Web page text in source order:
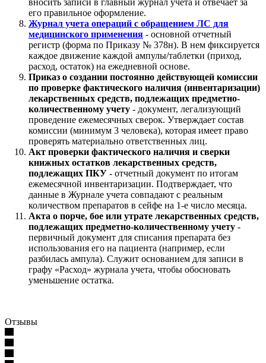
вносить записи в главный журнал учета и отвечает за
его правильное оформление.
Журнал учета операций с обращением ЛС для
медицинского применения - основной отчетный
регистр (форма по Приказу № 378н). В нем фиксируется
каждое движение каждой ампулы/таблетки (приход,
расход, остаток) на ежедневной основе.
Приказ о создании постоянно действующей комиссии
по проверке фактического наличия (инвентаризации)
лекарственных средств, подлежащих предметно-
количественному учету - документ, легализующий
проведение ежемесячных сверок. Утверждает состав
комиссии (минимум 3 человека), которая имеет право
проверять материально ответственных лиц.
Акт проверки фактического наличия и сверки
книжных остатков лекарственных средств,
подлежащих ПКУ - отчетный документ по итогам
ежемесячной инвентаризации. Подтверждает, что
данные в Журнале учета совпадают с реальным
количеством препаратов в сейфе на 1-е число месяца.
Акта о порче, бое или утрате лекарственных средств,
подлежащих предметно-количественному учету -
первичный документ для списания препарата без
использования его на пациента (например, если
разбилась ампула). Служит основанием для записи в
графу «Расход» журнала учета, чтобы обосновать
уменьшение остатка.
Отзывы